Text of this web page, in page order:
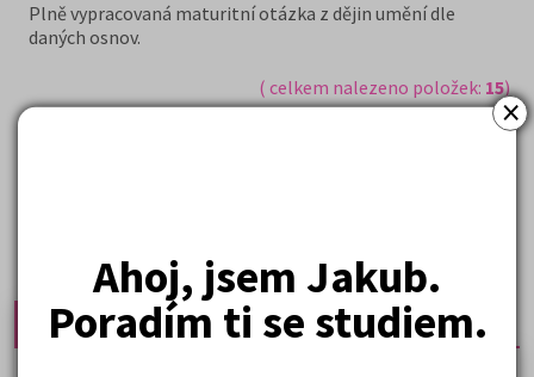
×
Ahoj, jsem Jakub.
Poradím ti se studiem.
Plně vypracovaná maturitní otázka z dějin umění dle
daných osnov.
( celkem nalezeno položek: 15)
Nejprodávanější učebnice